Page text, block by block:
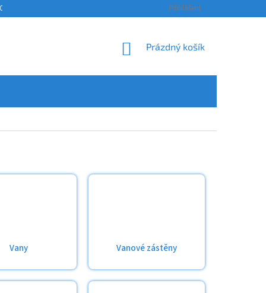
ÚDAJŮ ODSTOUPENÍ OD SMLOUVY A
Přihlášení
NÁKUPNÍ
Prázdný košík
Vany Vanové zástěny